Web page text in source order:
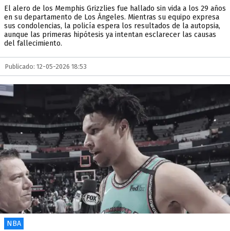
El alero de los Memphis Grizzlies fue hallado sin vida a los 29 años
en su departamento de Los Ángeles. Mientras su equipo expresa
sus condolencias, la policía espera los resultados de la autopsia,
aunque las primeras hipótesis ya intentan esclarecer las causas
del fallecimiento.
Publicado: 12-05-2026 18:53
NBA